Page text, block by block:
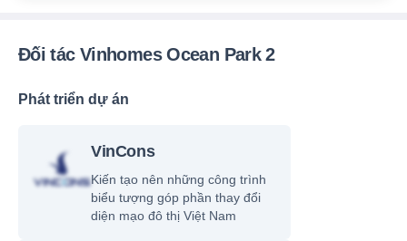
Đối tác Vinhomes Ocean Park 2
Phát triển dự án
VinCons
Kiến tạo nên những công trình
biểu tượng góp phần thay đổi
diện mạo đô thị Việt Nam